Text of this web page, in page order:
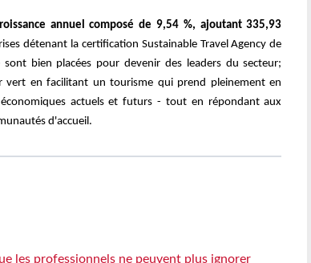
annuel composé de 9,54 %, ajoutant 335,93
détenant la certification Sustainable Travel Agency de
bien placées pour devenir des leaders du secteur;
en facilitant un tourisme qui prend pleinement en
actuels et futurs - tout en répondant aux
d'accueil.
les professionnels ne peuvent plus ignorer